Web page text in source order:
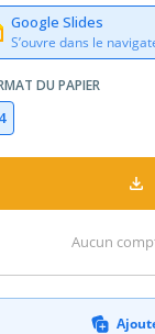
Google Slides
S’ouvre dans le
DU PAPIER
Aucun